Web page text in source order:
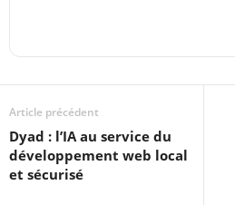
Article précédent
Dyad : l’IA au service du
développement web local
et sécurisé